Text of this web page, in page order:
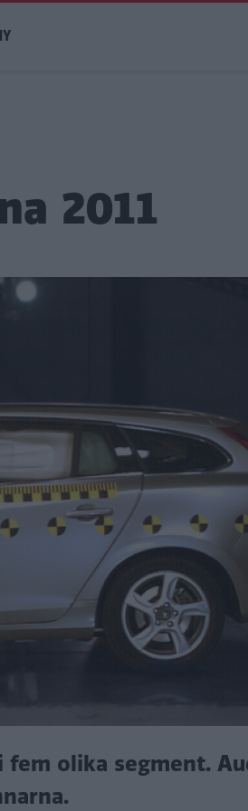
2011
fem olika segment.